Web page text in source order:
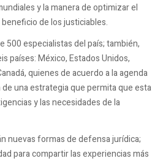
y la manera de optimizar el
de los justiciables.
500 especialistas del país; también,
países: México, Estados Unidos,
quienes de acuerdo a la agenda
una estrategia que permita que esta
y las necesidades de la
nuevas formas de defensa jurídica;
para compartir las experiencias más